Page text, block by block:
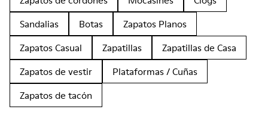
Sandalias
Botas
Zapatos Planos
Zapatos Casual
Zapatillas
Zapatillas de Casa
Zapatos de vestir
Plataformas / Cuñas
Zapatos de tacón